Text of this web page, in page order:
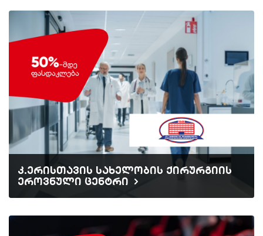
კ.ერისთავის სახელობის ქირურგიის
ეროვნული ცენტრი